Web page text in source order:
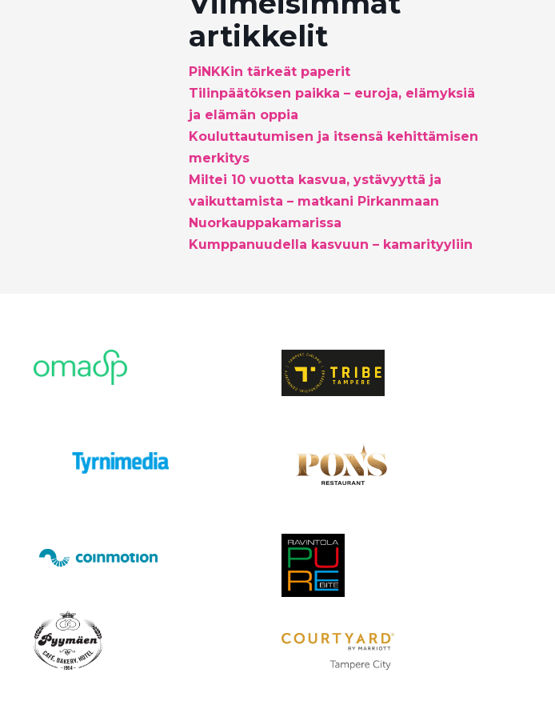
artikkelit
PiNKKin tärkeät paperit
Tilinpäätöksen paikka – euroja, elämyksiä
ja elämän oppia
Kouluttautumisen ja itsensä kehittämisen
merkitys
Miltei 10 vuotta kasvua, ystävyyttä ja
vaikuttamista – matkani Pirkanmaan
Nuorkauppakamarissa
Kumppanuudella kasvuun – kamarityyliin